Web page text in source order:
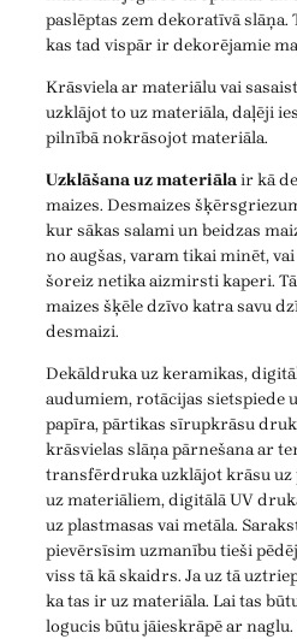
paslēptas zem dekoratīvā slāņa.
kas tad vispār ir dekorējamie
Krāsviela ar materiālu vai
uzklājot to uz materiāla, daļēji
pilnībā nokrāsojot materiāla.
Uzklāšana uz materiālair kā
maizes. Desmaizes
kur sākas salami un beidzas
no augšas, varam tikai minēt,
šoreiz netika aizmirsti kaperi.
maizes šķēle dzīvo katra savu
desmaizi.
Dekāldruka uz keramikas,
audumiem, rotācijas sietspiede
papīra, pārtikas sīrupkrāsu
krāsvielas slāņa pārnešana ar
transfērdruka uzklājot krāsu uz
uz materiāliem, digitālā UV
uz plastmasas vai metāla.
pievērsīsim uzmanību tieši
viss tā kā skaidrs. Ja uz tā
ka tas ir uz materiāla. Lai tas
logucis būtu jāieskrāpē ar